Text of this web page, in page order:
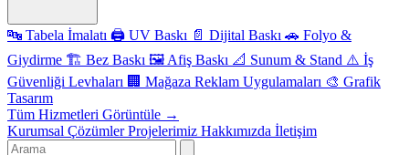
🔤 Tabela İmalatı 🖨️ UV Baskı 📄 Dijital Baskı 🚗 Folyo &
Giydirme 🏗️ Bez Baskı 🖼️ Afiş Baskı 📐 Sunum & Stand ⚠️ İş
Güvenliği Levhaları 🏢 Mağaza Reklam Uygulamaları 🎨 Grafik
Tasarım
Tüm Hizmetleri Görüntüle →
Kurumsal ÇözümlerProjelerimiz Hakkımızda İletişim